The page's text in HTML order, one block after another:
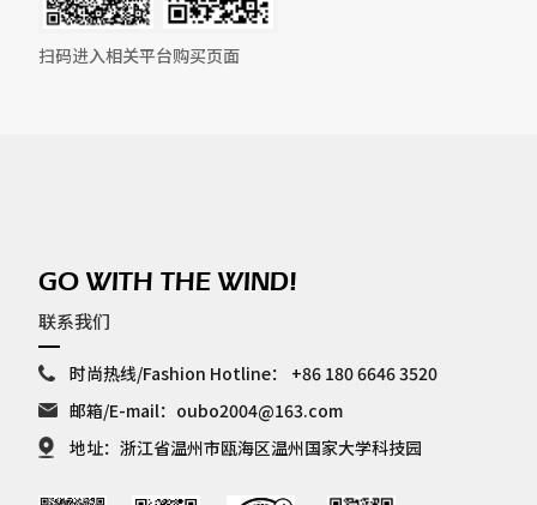
扫码进入相关平台购买页面
GO WITH THE WIND!
联系我们
时尚热线/Fashion Hotline：
+86 180 6646 3520
邮箱/E-mail： oubo2004@163.com
地址：浙江省温州市瓯海区温州国家大学科技园